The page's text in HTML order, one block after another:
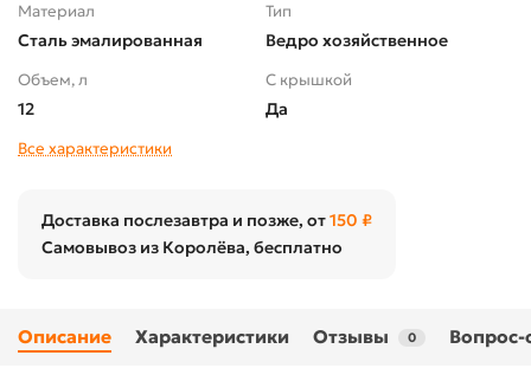
Материал
Сталь эмалированная
Тип
Ведро хозяйственное
Объем, л
12
С крышкой
Да
Все характеристики
Доставка послезавтра и позже, от150 ₽
Самовывоз из Королёва, бесплатно
Описание Характеристики Отзывы 0 Вопрос-